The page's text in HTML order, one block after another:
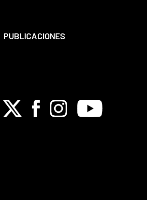
PUBLICACIONES
X FacebookInstagramYoutube